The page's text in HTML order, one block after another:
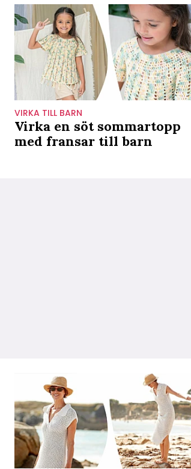
VIRKA TILL BARN
Virka en söt sommartopp
med fransar till barn